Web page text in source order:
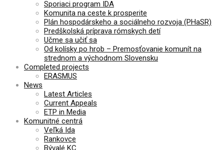
Sporiaci program IDA
Komunita na ceste k prosperite
Plán hospodárskeho a sociálneho rozvoja (PHaSR)
Predškolská príprava rómskych detí
Učme sa učiť sa
Od kolísky po hrob – Premosťovanie komunít na
strednom a východnom Slovensku
Completed projects
ERASMUS
News
Latest Articles
Current Appeals
ETP in Media
Komunitné centrá
Veľká Ida
Rankovce
Bývalé KC